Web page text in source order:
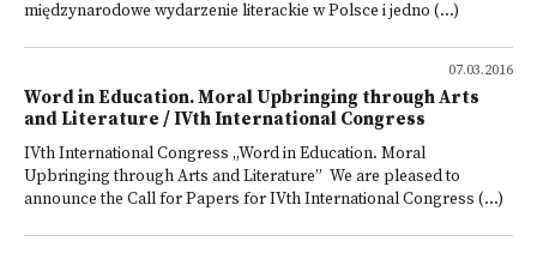
międzynarodowe wydarzenie literackie w Polsce i jedno (...)
07.03.2016
Word in Education. Moral Upbringing through Arts
and Literature / IVth International Congress
IVth International Congress „Word in Education. Moral
Upbringing through Arts and Literature” We are pleased to
announce the Call for Papers for IVth International Congress (...)